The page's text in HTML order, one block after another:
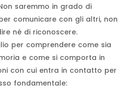
saremmo in grado di
comunicare con gli altri, non
né di riconoscere.
per comprendere come sia
e come si comporta in
con cui entra in contatto per
fondamentale: